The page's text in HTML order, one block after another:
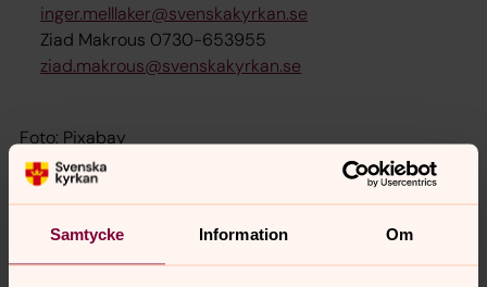
Samtycke Information Om
inger.melllaker@svenskakyrkan.se
Ziad Makrous 0730-653955
ziad.makrous@svenskakyrkan.se
Foto: Pixabay